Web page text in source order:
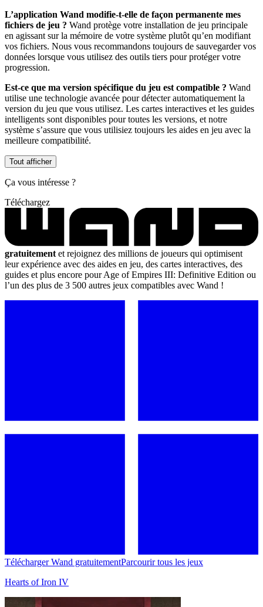
L’application Wand modifie-t-elle de façon permanente mes
fichiers de jeu ? Wand protège votre installation de jeu principale
en agissant sur la mémoire de votre système plutôt qu’en modifiant
vos fichiers. Nous vous recommandons toujours de sauvegarder vos
données lorsque vous utilisez des outils tiers pour protéger votre
progression.
Est-ce que ma version spécifique du jeu est compatible ? Wand
utilise une technologie avancée pour détecter automatiquement la
version du jeu que vous utilisez. Les cartes interactives et les guides
intelligents sont disponibles pour toutes les versions, et notre
système s’assure que vous utilisiez toujours les aides en jeu avec la
meilleure compatibilité.
Tout afficher
Ça vous intéresse ?
Téléchargez
gratuitement et rejoignez des millions de joueurs qui optimisent
leur expérience avec des aides en jeu, des cartes interactives, des
guides et plus encore pour Age of Empires III: Definitive Edition ou
l’un des plus de 3 500 autres jeux compatibles avec Wand !
Télécharger Wand gratuitementParcourir tous les jeux
Hearts of Iron IV